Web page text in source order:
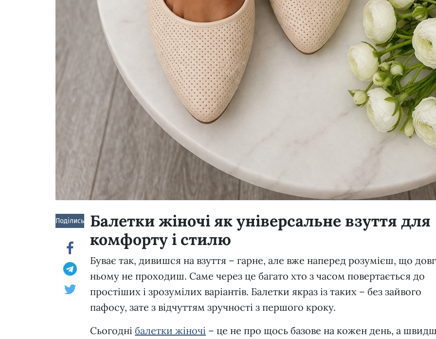
Поділись!
Балетки жіночі як універсальне взуття для
комфорту і стилю
Буває так, дивишся на взуття – гарне, але вже наперед розумієш, що
ньому не проходиш. Саме через це багато хто з часом повертається до
простіших і зрозумілих варіантів. Балетки якраз із таких – без зайвого
пафосу, зате з відчуттям зручності з першого кроку.
Сьогоднібалетки жіночі – це не про щось базове на кожен день, а